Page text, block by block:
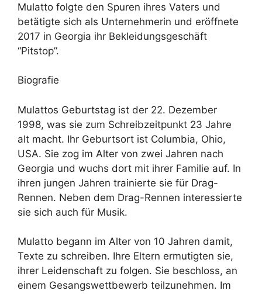
Mulatto folgte den Spuren ihres Vaters und
betätigte sich als Unternehmerin und eröffnete
2017 in Georgia ihr Bekleidungsgeschäft
“Pitstop”.
Biografie
Mulattos Geburtstag ist der 22. Dezember
1998, was sie zum Schreibzeitpunkt 23 Jahre
alt macht. Ihr Geburtsort ist Columbia, Ohio,
USA. Sie zog im Alter von zwei Jahren nach
Georgia und wuchs dort mit ihrer Familie auf. In
ihren jungen Jahren trainierte sie für Drag-
Rennen. Neben dem Drag-Rennen interessierte
sie sich auch für Musik.
Mulatto begann im Alter von 10 Jahren damit,
Texte zu schreiben. Ihre Eltern ermutigten sie,
ihrer Leidenschaft zu folgen. Sie beschloss, an
einem Gesangswettbewerb teilzunehmen. Im